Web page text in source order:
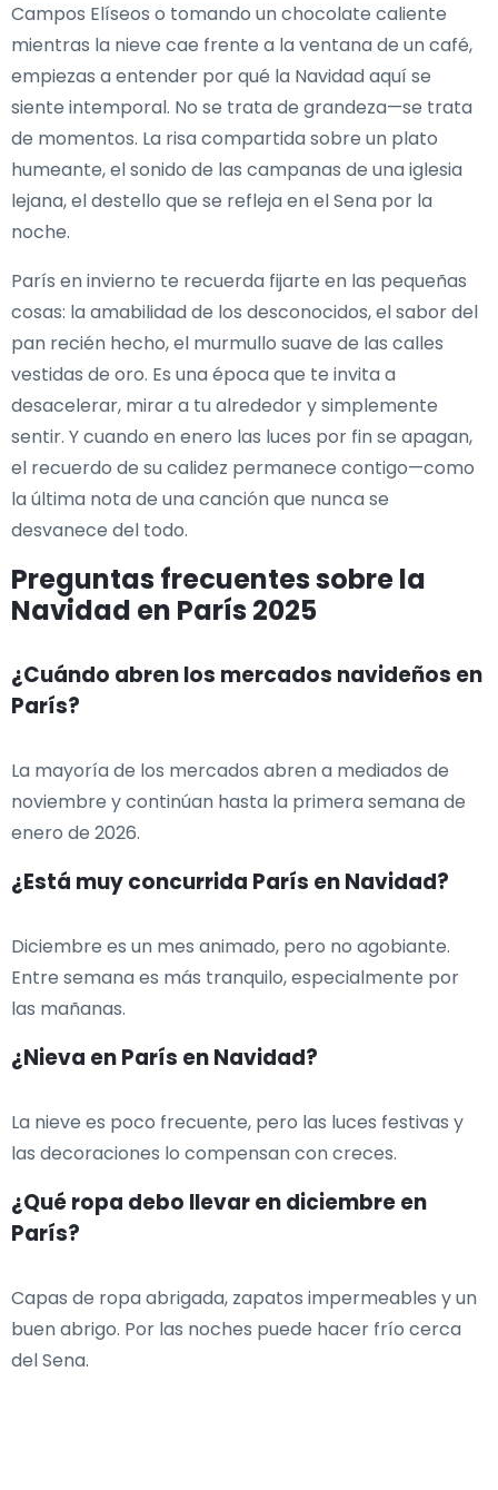
Campos Elíseos o tomando un chocolate caliente
mientras la nieve cae frente a la ventana de un café,
empiezas a entender por qué la Navidad aquí se
siente intemporal. No se trata de grandeza—se trata
de momentos. La risa compartida sobre un plato
humeante, el sonido de las campanas de una iglesia
lejana, el destello que se refleja en el Sena por la
noche.
París en invierno te recuerda fijarte en las pequeñas
cosas: la amabilidad de los desconocidos, el sabor del
pan recién hecho, el murmullo suave de las calles
vestidas de oro. Es una época que te invita a
desacelerar, mirar a tu alrededor y simplemente
sentir. Y cuando en enero las luces por fin se apagan,
el recuerdo de su calidez permanece contigo—como
la última nota de una canción que nunca se
desvanece del todo.
Preguntas frecuentes sobre la
Navidad en París 2025
¿Cuándo abren los mercados navideños en
París?
La mayoría de los mercados abren a mediados de
noviembre y continúan hasta la primera semana de
enero de 2026.
¿Está muy concurrida París en Navidad?
Diciembre es un mes animado, pero no agobiante.
Entre semana es más tranquilo, especialmente por
las mañanas.
¿Nieva en París en Navidad?
La nieve es poco frecuente, pero las luces festivas y
las decoraciones lo compensan con creces.
¿Qué ropa debo llevar en diciembre en
París?
Capas de ropa abrigada, zapatos impermeables y un
buen abrigo. Por las noches puede hacer frío cerca
del Sena.